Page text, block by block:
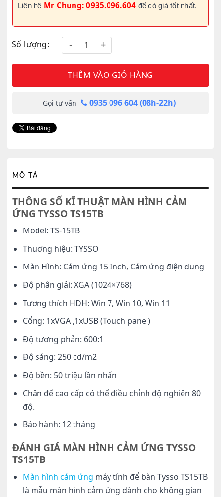
Liên hệ Mr Chung: 0935.096.604 để có giá tốt nhất.
Số lượng:
THÊM VÀO GIỎ HÀNG
Gọi tư vấn 0935 096 604 (08h-22h)
MÔ TẢ
THÔNG SỐ KĨ THUẬT MÀN HÌNH CẢM
ỨNG TYSSO TS15TB
Model: TS-15TB
Thương hiệu: TYSSO
Màn Hình: Cảm ứng 15 Inch, Cảm ứng điện dung
Độ phân giải: XGA (1024×768)
Tương thích HDH: Win 7, Win 10, Win 11
Cổng: 1xVGA ,1xUSB (Touch panel)
Độ tương phản: 600:1
Độ sáng: 250 cd/m2
Độ bền: 50 triệu lần nhấn
Chân đế cao cấp có thể điều chỉnh độ nghiên 80
độ.
Bảo hành: 12 tháng
ĐÁNH GIÁ MÀN HÌNH CẢM ỨNG TYSSO
TS15TB
Màn hình cảm ứng máy tính để bàn Tysso TS15TB
là mẫu màn hình cảm ứng dành cho không gian